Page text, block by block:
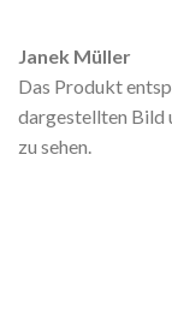
Janek Müller
Das Produkt
dargestellten Bild
zu sehen.